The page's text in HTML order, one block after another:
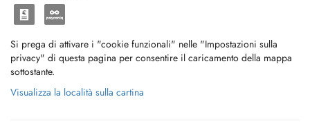
Si prega di attivare i "cookie funzionali" nelle "Impostazioni sulla
privacy" di questa pagina per consentire il caricamento della mappa
sottostante.
Visualizza la località sulla cartina